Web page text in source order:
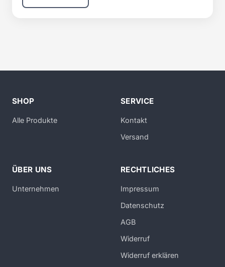
SHOP
Alle Produkte
SERVICE
Kontakt
Versand
ÜBER UNS
Unternehmen
RECHTLICHES
Impressum
Datenschutz
AGB
Widerruf
Widerruf erklären